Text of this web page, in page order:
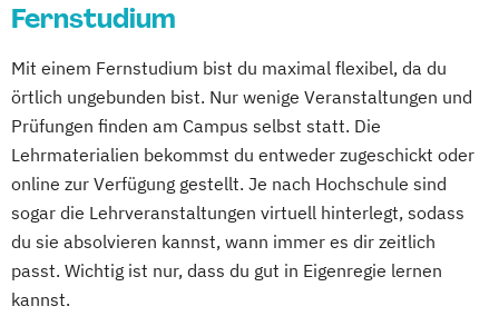
Fernstudium
Mit einem Fernstudium bist du maximal flexibel, da du
örtlich ungebunden bist. Nur wenige Veranstaltungen und
Prüfungen finden am Campus selbst statt. Die
Lehrmaterialien bekommst du entweder zugeschickt oder
online zur Verfügung gestellt. Je nach Hochschule sind
sogar die Lehrveranstaltungen virtuell hinterlegt, sodass
du sie absolvieren kannst, wann immer es dir zeitlich
passt. Wichtig ist nur, dass du gut in Eigenregie lernen
kannst.